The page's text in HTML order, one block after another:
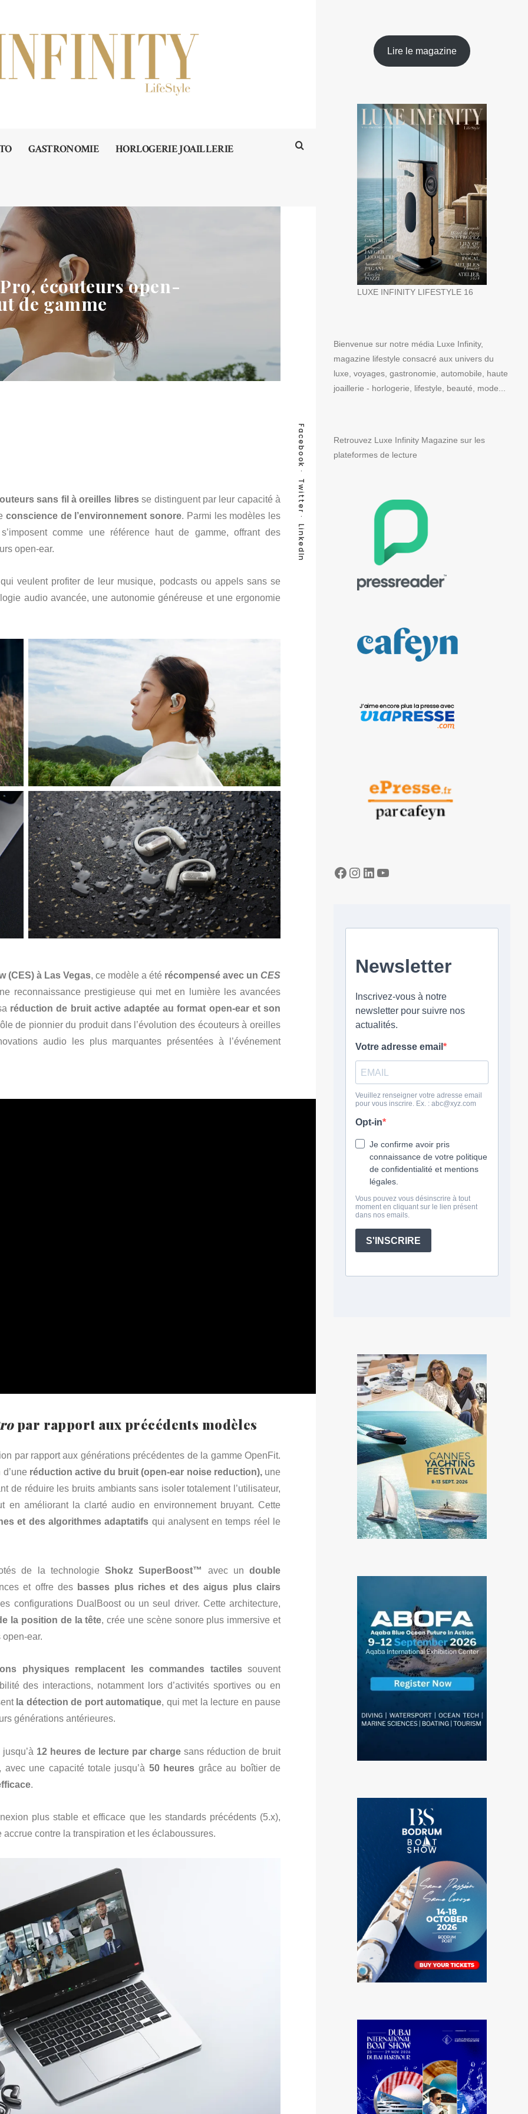
GASTRONOMIE HORLOGERIE JOAILLERIE
écouteurs open-
de gamme
Facebook
Twitter
LinkedIn
sans fil à oreilles libresse distinguent par leur capacité à
conscience de l’environnement sonore. Parmi les modèles les
comme une référence haut de gamme, offrant des
open-ear.
veulent profiter de leur musique, podcasts ou appels sans se
audio avancée, une autonomie généreuse et une ergonomie
(CES) à Las Vegas, ce modèle a été récompensé avec un CES
reconnaissance prestigieuse qui met en lumière les avancées
réduction de bruit active adaptée au format open-ear et son
de pionnier du produit dans l’évolution des écouteurs à oreilles
audio les plus marquantes présentées à l’événement
par rapport aux précédents modèles
par rapport aux générations précédentes de la gamme OpenFit.
réduction active du bruit (open-ear noise reduction),une
de réduire les bruits ambiants sans isoler totalement l’utilisateur,
en améliorant la clarté audio en environnement bruyant. Cette
et des algorithmes adaptatifs qui analysent en temps réel le
de la technologieShokz SuperBoost™ avec undouble
et offre des basses plus riches et des aigus plus clairs
configurations DualBoost ou un seul driver. Cette architecture,
la position de la tête, crée une scène sonore plus immersive et
ear.
physiques remplacent les commandes tactilessouvent
des interactions, notamment lors d’activités sportives ou en
la détection de port automatique, qui met la lecture en pause
générations antérieures.
12 heures de lecture par charge sans réduction de bruit
une capacité totale jusqu’à 50 heures grâce au boîtier de
.
plus stable et efficace que les standards précédents (5.x),
accrue contre la transpiration et les éclaboussures.
Lire le magazine
LUXE INFINITY LIFESTYLE 16
Bienvenue sur notre média Luxe Infinity,
magazine lifestyle consacré aux univers du
luxe, voyages, gastronomie, automobile, haute
joaillerie - horlogerie, lifestyle, beauté, mode...
Retrouvez Luxe Infinity Magazine sur les
plateformes de lecture
Facebook
Instagram
LinkedIn
YouTube